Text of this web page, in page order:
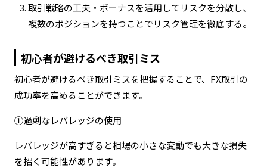
取引戦略の工夫・ボーナスを活用してリスクを分散し、
複数のポジションを持つことでリスク管理を徹底する。
初心者が避けるべき取引ミス
初心者が避けるべき取引ミスを把握することで、FX取引の
成功率を高めることができます。
①過剰なレバレッジの使用
レバレッジが高すぎると相場の小さな変動でも大きな損失
を招く可能性があります。